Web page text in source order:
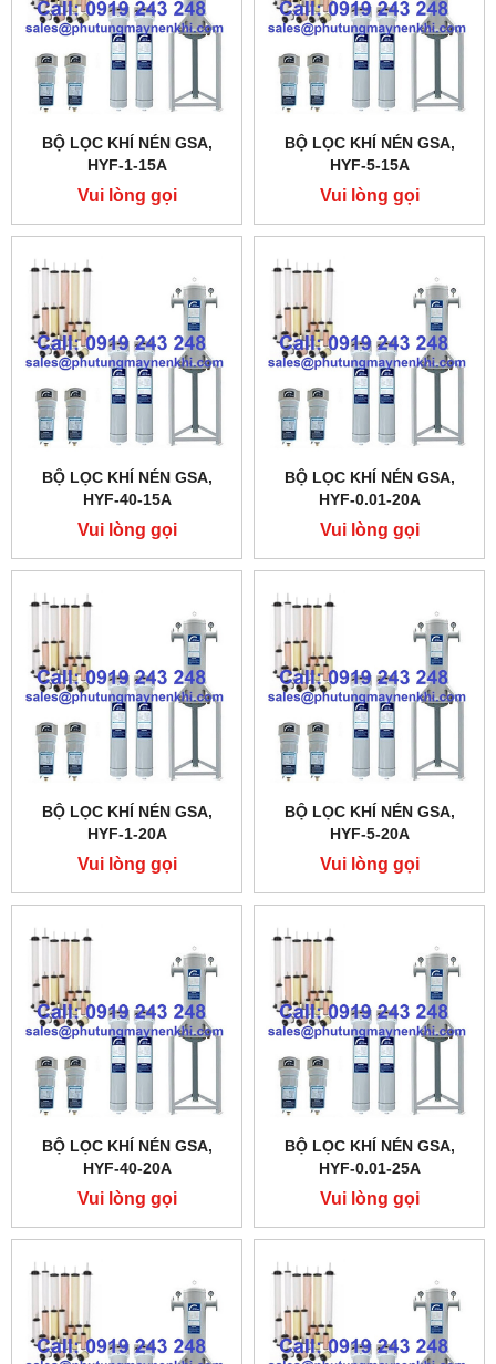
BỘ LỌC KHÍ NÉN GSA,
HYF-1-15A
Vui lòng gọi
BỘ LỌC KHÍ NÉN GSA,
HYF-5-15A
Vui lòng gọi
BỘ LỌC KHÍ NÉN GSA,
HYF-40-15A
Vui lòng gọi
BỘ LỌC KHÍ NÉN GSA,
HYF-0.01-20A
Vui lòng gọi
BỘ LỌC KHÍ NÉN GSA,
HYF-1-20A
Vui lòng gọi
BỘ LỌC KHÍ NÉN GSA,
HYF-5-20A
Vui lòng gọi
BỘ LỌC KHÍ NÉN GSA,
HYF-40-20A
Vui lòng gọi
BỘ LỌC KHÍ NÉN GSA,
HYF-0.01-25A
Vui lòng gọi